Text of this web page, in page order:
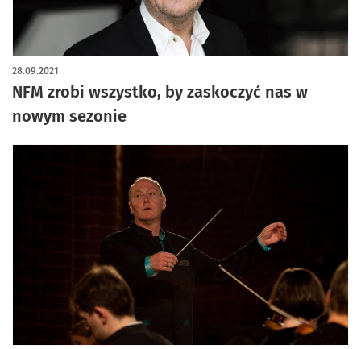
NFM zrobi wszystko, by zaskoczyć nas w
nowym sezonie
28.09.2021